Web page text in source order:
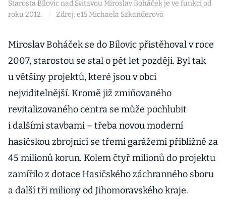
Starosta Bílovic nad Svitavou Miroslav Boháček je ve funkci od
roku 2012.
Zdroj: e15 Michaela Szkanderová
Miroslav Boháček se do Bílovic přistěhoval v roce
2007, starostou se stal o pět let později. Byl tak
u většiny projektů, které jsou v obci
nejviditelnější. Kromě již zmiňovaného
revitalizovaného centra se může pochlubit
i dalšími stavbami – třeba novou moderní
hasičskou zbrojnicí se třemi garážemi přibližně za
45 milionů korun. Kolem čtyř milionů do projektu
zamířilo z dotace Hasičského záchranného sboru
a další tři miliony od Jihomoravského kraje.